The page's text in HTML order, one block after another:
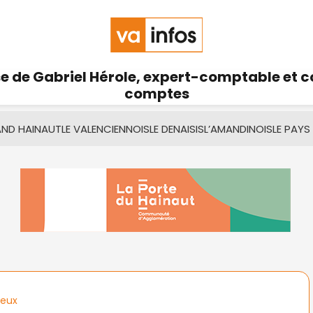
de Gabriel Hérole, expert-comptable et
comptes
HAINAUTLE VALENCIENNOISLE DENAISISL’AMANDINOISLE